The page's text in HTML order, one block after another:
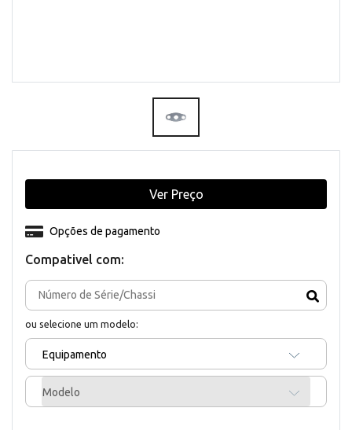
Compativel com:
ou selecione um modelo:
Equipamento
Modelo
Opções de pagamento
Ver Preço